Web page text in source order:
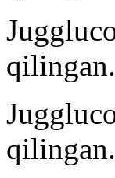
qilingan.
qilingan.